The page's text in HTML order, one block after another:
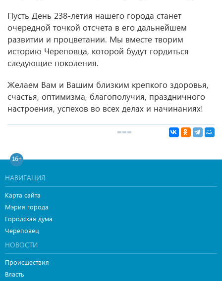
Пусть День 238-летия нашего города станет
очередной точкой отсчета в его дальнейшем
развитии и процветании. Мы вместе творим
историю Череповца, которой будут гордиться
следующие поколения.
Желаем Вам и Вашим близким крепкого здоровья,
счастья, оптимизма, благополучия, праздничного
настроения, успехов во всех делах и начинаниях!
16+
НАВИГАЦИЯ
Карта сайта
Мэрия города
Городская дума
Череповец
НОВОСТИ
Происшествия
Власть